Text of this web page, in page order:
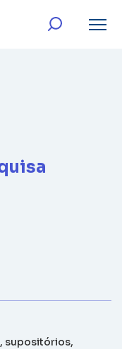
supositórios,